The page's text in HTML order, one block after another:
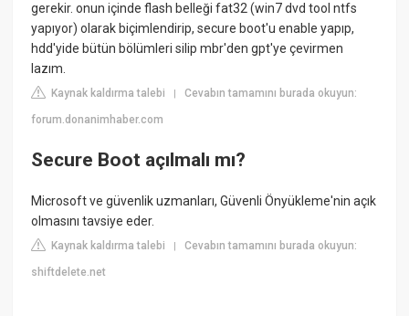
gerekir. onun içinde flash belleği fat32 (win7 dvd tool ntfs
yapıyor) olarak biçimlendirip, secure boot'u enable yapıp,
hdd'yide bütün bölümleri silip mbr'den gpt'ye çevirmen
lazım.
Kaynak kaldırma talebi |Cevabın tamamını burada okuyun:
forum.donanimhaber.com
Secure Boot açılmalı mı?
Microsoft ve güvenlik uzmanları, Güvenli Önyükleme'nin açık
olmasını tavsiye eder.
Kaynak kaldırma talebi |Cevabın tamamını burada okuyun:
shiftdelete.net